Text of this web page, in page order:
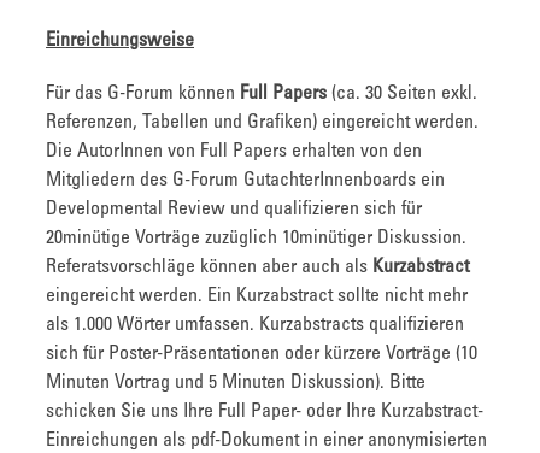
Einreichungsweise
Für das G-Forum können Full Papers (ca. 30 Seiten exkl.
Referenzen, Tabellen und Grafiken) eingereicht werden.
Die AutorInnen von Full Papers erhalten von den
Mitgliedern des G-Forum GutachterInnenboards ein
Developmental Review und qualifizieren sich für
20minütige Vorträge zuzüglich 10minütiger Diskussion.
Referatsvorschläge können aber auch als Kurzabstract
eingereicht werden. Ein Kurzabstract sollte nicht mehr
als 1.000 Wörter umfassen. Kurzabstracts qualifizieren
sich für Poster-Präsentationen oder kürzere Vorträge (10
Minuten Vortrag und 5 Minuten Diskussion). Bitte
schicken Sie uns Ihre Full Paper- oder Ihre Kurzabstract-
Einreichungen als pdf-Dokument in einer anonymisierten